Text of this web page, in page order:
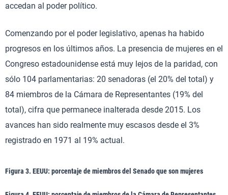
accedan al poder político.
Comenzando por el poder legislativo, apenas ha habido
progresos en los últimos años. La presencia de mujeres en el
Congreso estadounidense está muy lejos de la paridad, con
sólo 104 parlamentarias: 20 senadoras (el 20% del total) y
84 miembros de la Cámara de Representantes (19% del
total), cifra que permanece inalterada desde 2015. Los
avances han sido realmente muy escasos desde el 3%
registrado en 1971 al 19% actual.
Figura 3. EEUU: porcentaje de miembros del Senado que son mujeres